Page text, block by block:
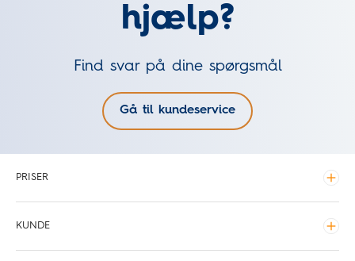
hjælp?
Find svar på dine spørgsmål
Gå til kundeservice
PRISER
KUNDE